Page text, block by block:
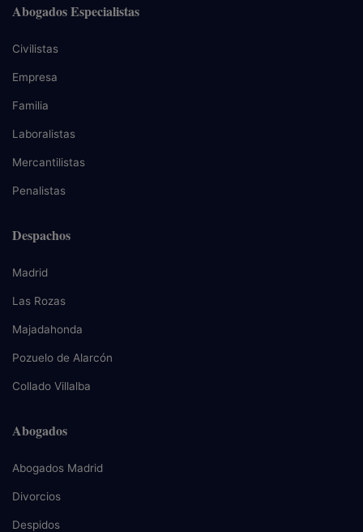
Abogados Especialistas
Civilistas
Empresa
Familia
Laboralistas
Mercantilistas
Penalistas
Despachos
Madrid
Las Rozas
Majadahonda
Pozuelo de Alarcón
Collado Villalba
Abogados
Abogados Madrid
Divorcios
Despidos